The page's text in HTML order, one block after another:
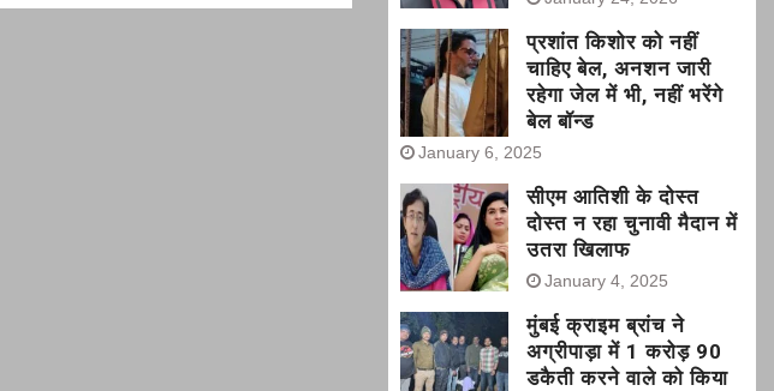
प्रशांत किशोर को नहीं
चाहिए बेल, अनशन जारी
रहेगा जेल में भी, नहीं भरेंगे
बेल बॉन्ड
January 6, 2025
सीएम आतिशी के दोस्त
दोस्त न रहा चुनावी मैदान में
उतरा खिलाफ
January 4, 2025
मुंबई क्राइम ब्रांच ने
अग्रीपाड़ा में 1 करोड़ 90
डकैती करने वाले को किया